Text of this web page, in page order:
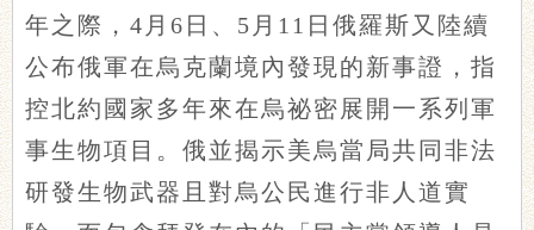
年之際，4月6日、5月11日俄羅斯又陸續
公布俄軍在烏克蘭境內發現的新事證，指
控北約國家多年來在烏祕密展開一系列軍
事生物項目。俄並揭示美烏當局共同非法
研發生物武器且對烏公民進行非人道實